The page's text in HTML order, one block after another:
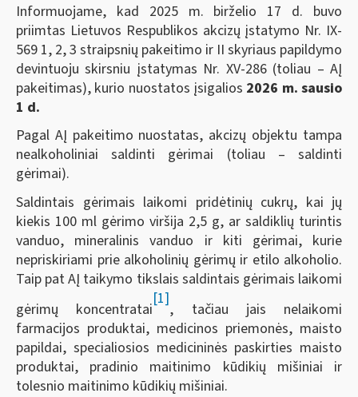
Informuojame, kad 2025 m. birželio 17 d. buvo
priimtas Lietuvos Respublikos akcizų įstatymo Nr. IX-
569 1, 2, 3 straipsnių pakeitimo ir II skyriaus papildymo
devintuoju skirsniu įstatymas Nr. XV-286 (toliau – AĮ
pakeitimas), kurio nuostatos įsigalios 2026 m. sausio
1 d.
Pagal AĮ pakeitimo nuostatas, akcizų objektu tampa
nealkoholiniai saldinti gėrimai (toliau – saldinti
gėrimai).
Saldintais gėrimais laikomi pridėtinių cukrų, kai jų
kiekis 100 ml gėrimo viršija 2,5 g, ar saldiklių turintis
vanduo, mineralinis vanduo ir kiti gėrimai, kurie
nepriskiriami prie alkoholinių gėrimų ir etilo alkoholio.
Taip pat AĮ taikymo tikslais saldintais gėrimais laikomi
gėrimų koncentratai
[1]
, tačiau jais nelaikomi
farmacijos produktai, medicinos priemonės, maisto
papildai, specialiosios medicininės paskirties maisto
produktai, pradinio maitinimo kūdikių mišiniai ir
tolesnio maitinimo kūdikių mišiniai.